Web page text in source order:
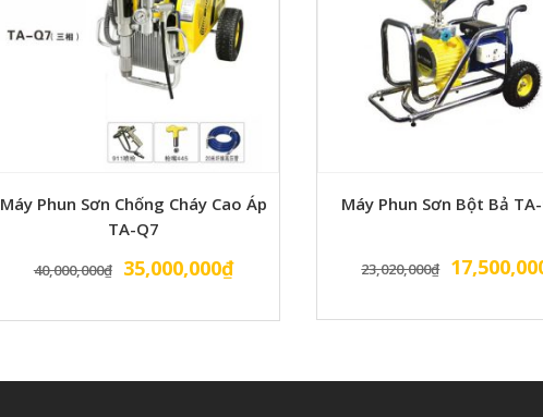
Máy Phun Sơn Chống Cháy Cao Áp
TA-Q7
40,000,000₫
Giá
là:
35,000,000₫Giá
tại
Máy Phun Sơn Bột Bả
23,020,000₫ Giá
là: